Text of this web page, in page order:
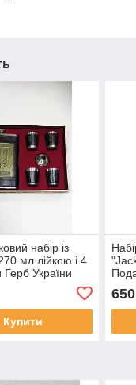
набір із
мл лійкою і 4
Герб України
та стопки в
коробці
Купити
650